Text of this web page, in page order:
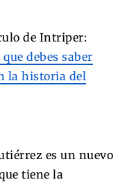
de Intriper:
debes saber
la historia del
es un nuevo
tiene la